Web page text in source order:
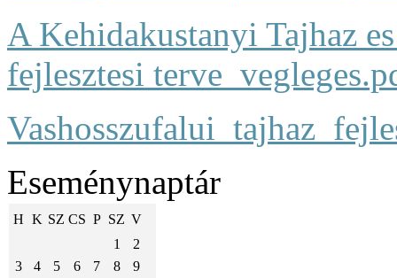
A Kehidakustanyi Tajhaz
fejlesztesi
Eseménynaptár
H K SZ CS P SZ V
1
2
3
4 5 6 7 8
9